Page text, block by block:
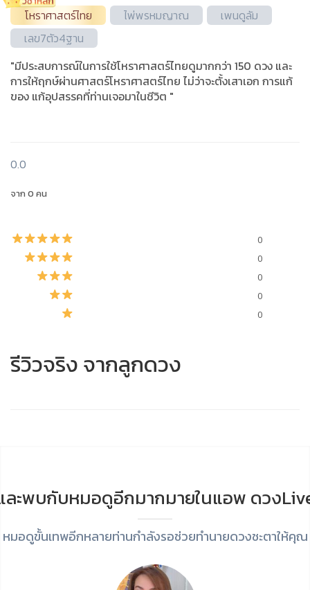
โหราศาสตร์ไทย ไพ่พรหมญาณ
เพนดูลัม
เลข7ตัว4ฐาน
"มีประสบการณ์ในการใช้โหราศาสตร์ไทยดูมากกว่า 150 ดวง และ
การให้ฤกษ์ผ่านศาสตร์โหราศาสตร์ไทย ไม่ว่าจะตั้งเสาเอก การแก้
ของ แก้อุปสรรคที่ท่านเจอมาในชีวิต "
0.0
จาก 0 คน
0
0
0
0
0
รีวิวจริง จากลูกดวง
ละพบกับหมอดูอีกมากมายในแอพ ดวง
หมอดูขั้นเทพอีกหลายท่านกำลังรอช่วยทำนายดวงชะตาให้คุณ